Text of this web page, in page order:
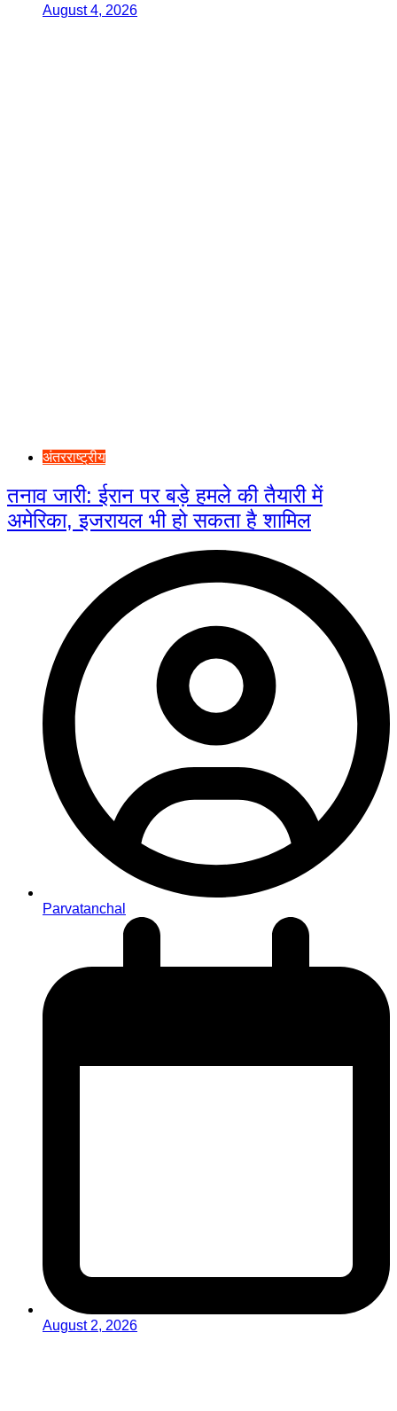
August 4, 2026
अंतरराष्ट्रीय
तनाव जारी: ईरान पर बड़े हमले की तैयारी में
अमेरिका, इजरायल भी हो सकता है शामिल
Parvatanchal
August 2, 2026